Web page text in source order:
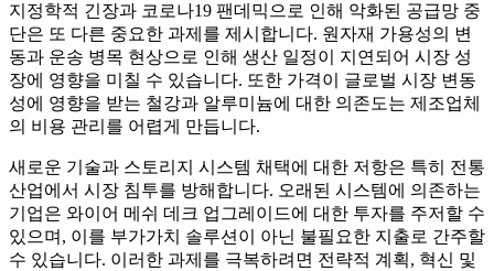
지정학적 긴장과 코로나19 팬데믹으로 인해 악화된 공급망 중
단은 또 다른 중요한 과제를 제시합니다. 원자재 가용성의 변
동과 운송 병목 현상으로 인해 생산 일정이 지연되어 시장 성
장에 영향을 미칠 수 있습니다. 또한 가격이 글로벌 시장 변동
성에 영향을 받는 철강과 알루미늄에 대한 의존도는 제조업체
의 비용 관리를 어렵게 만듭니다.
새로운 기술과 스토리지 시스템 채택에 대한 저항은 특히 전통
산업에서 시장 침투를 방해합니다. 오래된 시스템에 의존하는
기업은 와이어 메쉬 데크 업그레이드에 대한 투자를 주저할 수
있으며, 이를 부가가치 솔루션이 아닌 불필요한 지출로 간주할
수 있습니다. 이러한 과제를 극복하려면 전략적 계획, 혁신 및